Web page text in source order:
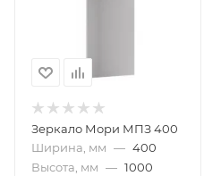
Зеркало Мори МПЗ 400
Ширина, мм — 400
Высота, мм — 1000